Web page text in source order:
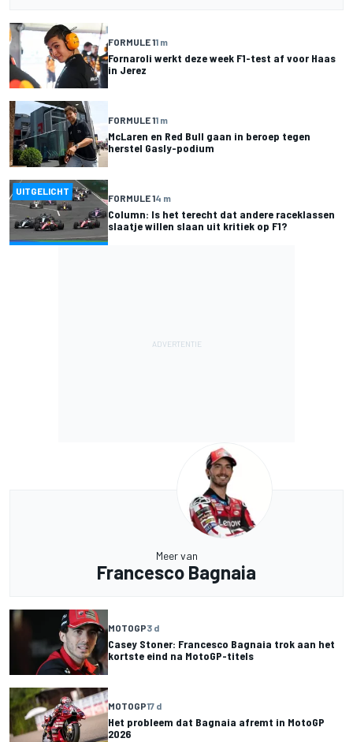
FORMULE 11 m
Fornaroli werkt deze week F1-test af voor Haas
in Jerez
FORMULE 11 m
McLaren en Red Bull gaan in beroep tegen
herstel Gasly-podium
UITGELICHT
FORMULE 14 m
Column: Is het terecht dat andere raceklassen
slaatje willen slaan uit kritiek op F1?
Meer van
Francesco Bagnaia
MOTOGP3 d
Casey Stoner: Francesco Bagnaia trok aan het
kortste eind na MotoGP-titels
MOTOGP17 d
Het probleem dat Bagnaia afremt in MotoGP
2026